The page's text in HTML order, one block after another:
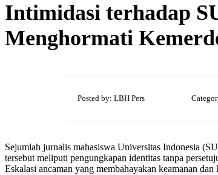
Intimidasi terhadap
Menghormati
Posted by: LBH Pers
Sejumlah jurnalis mahasiswa Universitas Indonesia
tersebut meliputi pengungkapan identitas tanpa
Eskalasi ancaman yang membahayakan keamanan